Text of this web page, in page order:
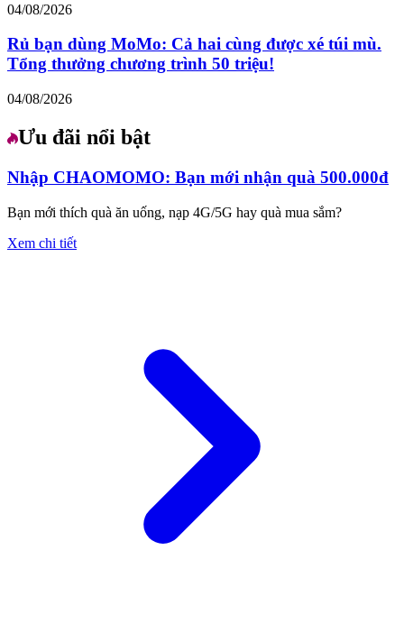
04/08/2026
Rủ bạn dùng MoMo: Cả hai cùng được xé túi mù.
Tổng thưởng chương trình 50 triệu!
04/08/2026
Ưu đãi nổi bật
Nhập CHAOMOMO: Bạn mới nhận quà 500.000đ
Bạn mới thích quà ăn uống, nạp 4G/5G hay quà mua sắm?
Xem chi tiết